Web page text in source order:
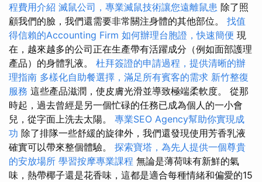
程費用介紹 滅鼠公司，專業滅鼠技術讓您遠離鼠患 除了照
顧我們的臉，我們還需要非常關注身體的其他部位。 找值
得信賴的Accounting Firm 如何辦理台胞證，快速簡便 現
在，越來越多的公司正在生產帶有活躍成分（例如面部護理
產品）的身體乳液。 杜拜簽證的申請過程，提供清晰的辦
理指南 多樣化自助餐選擇，滿足所有賓客的需求 新竹整復
服務 這些產品滋潤，使皮膚光滑並導致極端柔軟度。 從那
時起，過去曾經是另一個忙碌的任務已成為個人的一小會
兒，從字面上洗去太陽。 專業SEO Agency幫助你實現成
功 除了排隊一些舒緩的旋律外，我們還發現使用芳香乳液
確實可以帶來整個體驗。 探索寶塔，為先人提供一個尊貴
的安放場所 學習按摩專業課程 無論是薄荷味有新鮮的氣
味，熱帶椰子還是花香味，這都是適合每種情緒和偏愛的15